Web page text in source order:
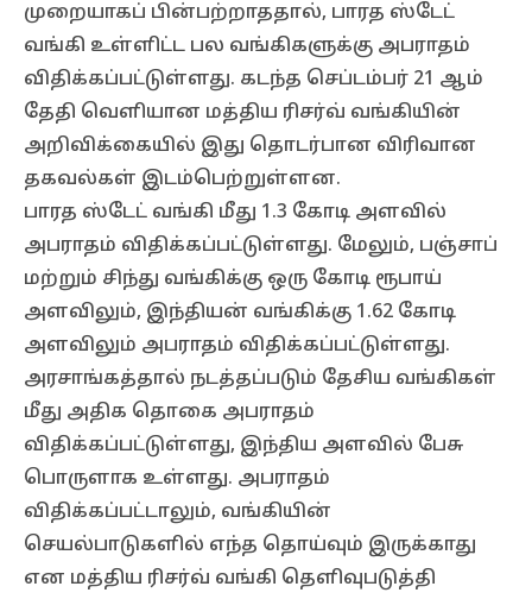
முறையாகப் பின்பற்றாததால், பாரத ஸ்டேட்
வங்கி உள்ளிட்ட பல வங்கிகளுக்கு அபராதம்
விதிக்கப்பட்டுள்ளது. கடந்த செப்டம்பர் 21 ஆம்
தேதி வெளியான மத்திய ரிசர்வ் வங்கியின்
அறிவிக்கையில் இது தொடர்பான விரிவான
தகவல்கள் இடம்பெற்றுள்ளன.
பாரத ஸ்டேட் வங்கி மீது 1.3 கோடி அளவில்
அபராதம் விதிக்கப்பட்டுள்ளது. மேலும், பஞ்சாப்
மற்றும் சிந்து வங்கிக்கு ஒரு கோடி ரூபாய்
அளவிலும், இந்தியன் வங்கிக்கு 1.62 கோடி
அளவிலும் அபராதம் விதிக்கப்பட்டுள்ளது.
அரசாங்கத்தால் நடத்தப்படும் தேசிய வங்கிகள்
மீது அதிக தொகை அபராதம்
விதிக்கப்பட்டுள்ளது, இந்திய அளவில் பேசு
பொருளாக உள்ளது. அபராதம்
விதிக்கப்பட்டாலும், வங்கியின்
செயல்பாடுகளில் எந்த தொய்வும் இருக்காது
என மத்திய ரிசர்வ் வங்கி தெளிவுபடுத்தி